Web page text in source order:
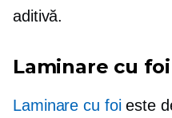
aditivă.
Laminare cu foi
Laminare cu foieste